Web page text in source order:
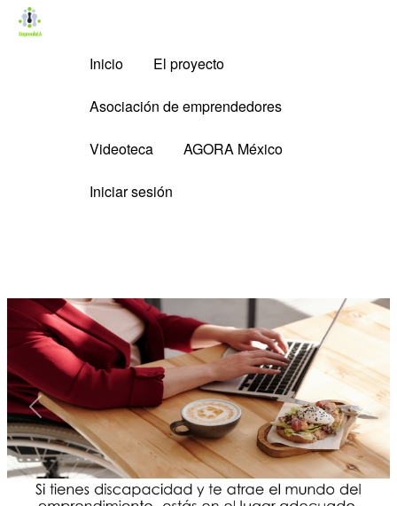
Inicio El proyecto
Asociación de emprendedores
Videoteca AGORA México
Iniciar sesión
Previous Next